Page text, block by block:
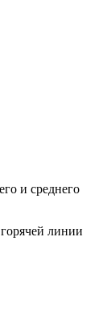
и среднего
линии